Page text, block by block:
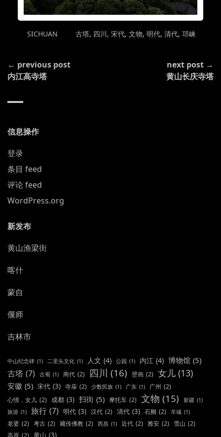
POSTED
SICHUAN TAGGED
古塔, 四川, 宋代, 文物, 明代, 清代, 邛崃
CONTINUE
READING
← previous post
内江高寺塔
next post →
黄山长庆寺塔
信息操作
登录
条目 feed
评论 feed
WordPress.org
新发布
黄山渔梁街
喀什
蒙自
偃师
吉林市
中山纪念碑 (1) 二里头文化 (1) 人文 (4) 公园 (1) 内江 (4) 博物馆 (5)
古塔 (7) 古蜀 (1) 商代 (2) 四川 (16) 壁画 (2) 女儿 (13)
安徽 (5) 宋代 (3) 寺庙 (2) 少数民族 (1) 广东 (1) 广州 (2)
心情，女儿 (2) 成都 (3) 扫街 (5) 摩托车 (2) 文物 (15) 新疆 (1)
旅游 (1) 旅行 (7) 明代 (3) 汉代 (2) 清代 (3) 石阙 (2) 羊城 (1)
老婆 (2) 考古 (2) 藏传佛教 (2) 西昌 (1) 近代 (2) 雅安 (2) 雪山 (2)
高原 (2) 黄山 (3)